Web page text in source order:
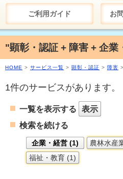
ご利用ガイド お
"顕彰・認証 + 障害 + 企業
HOME > サービス一覧 > 顕彰・認証 > 障害
1件のサービスがあります。
一覧を表示する
表示
検索を続ける
企業・経営 (1) 農林水産
福祉・教育 (1)